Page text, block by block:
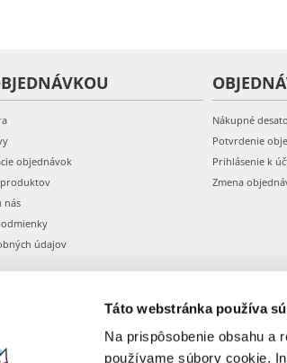
Táto webstránka používa
Na prispôsobenie obsahu a
používame súbory cookie.
objednávok
nás
údajov
Nákupné
Potvrdenie
Prihlásenie k
Zmena